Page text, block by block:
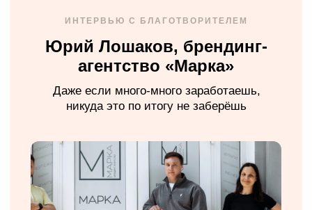
ИНТЕРВЬЮ С БЛАГОТВОРИТЕЛЕМ
Юрий Лошаков, брендинг-
агентство «Марка»
Даже если много-много заработаешь,
никуда это по итогу не заберёшь